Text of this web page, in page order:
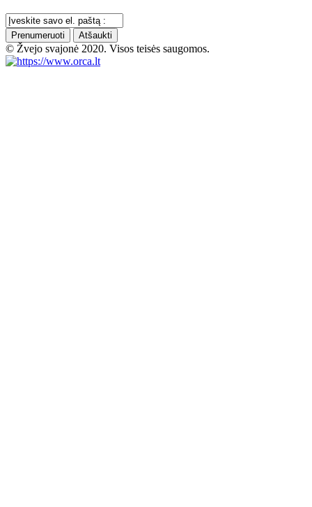
Prenumeruoti Atšaukti
© Žvejo svajonė 2020. Visos teisės saugomos.